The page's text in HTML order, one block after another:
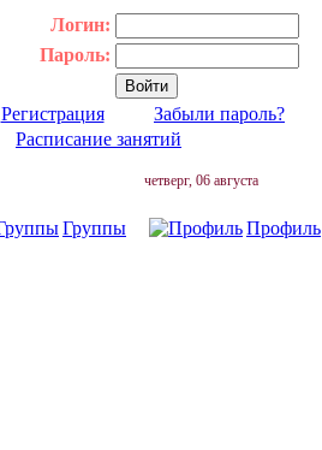
Логин:
Пароль:
Регистрация
Забыли пароль?
Расписание занятий
четверг, 06 августа
Группы Профиль